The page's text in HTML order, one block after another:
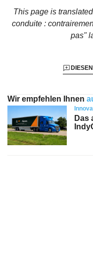
This page is
conduite :
pas"
Wir empfehlen Ihnen
Das